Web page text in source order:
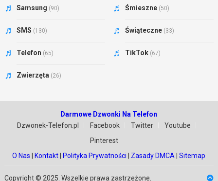
Samsung (90) Śmieszne (50)
SMS (130) Świąteczne (33)
Telefon (65) TikTok (67)
Zwierzęta (26)
Darmowe Dzwonki Na Telefon
Dzwonek-Telefon.pl
Facebook Twitter
Youtube
Pinterest
O Nas
Kontakt Polityka Prywatności Zasady DMCA |Sitemap
Copyright © 2025. Wszelkie prawa zastrzeżone.